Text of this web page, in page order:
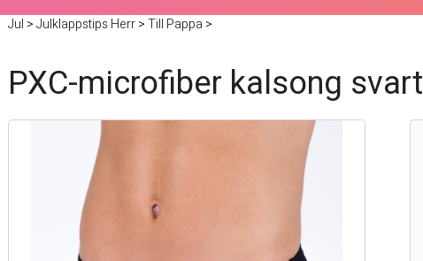
Jul >Julklappstips Herr>Till Pappa >
PXC-microfiber kalsong svart